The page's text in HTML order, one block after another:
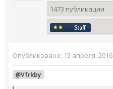
1473 публикации
Опубликовано: 15 апреля, 2016
@Vfrkby